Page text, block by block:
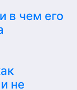
в чем его
не